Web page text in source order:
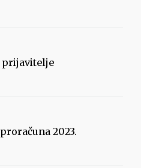
prijavitelje
2023.